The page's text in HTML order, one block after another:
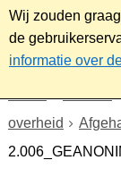
Wij zouden
de
informatie over
overheid